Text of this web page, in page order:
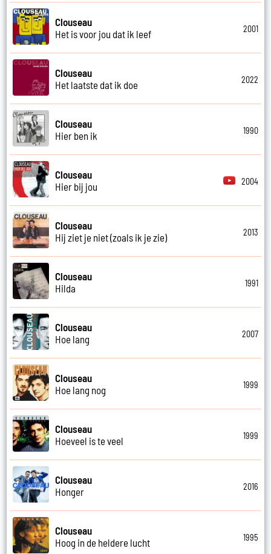
Clouseau
Het is voor jou dat ik leef
2001
Clouseau
Het laatste dat ik doe
2022
Clouseau
Hier ben ik
1990
Clouseau
Hier bij jou
2004
Clouseau
Hij ziet je niet (zoals ik je zie)
2013
Clouseau
Hilda
1991
Clouseau
Hoe lang
2007
Clouseau
Hoe lang nog
1999
Clouseau
Hoeveel is te veel
1999
Clouseau
Honger
2016
Clouseau
Hoog in de heldere lucht
1995